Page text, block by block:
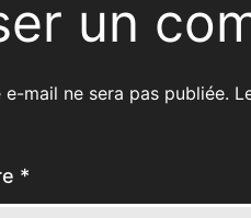
un
mail ne sera pas publiée.
*